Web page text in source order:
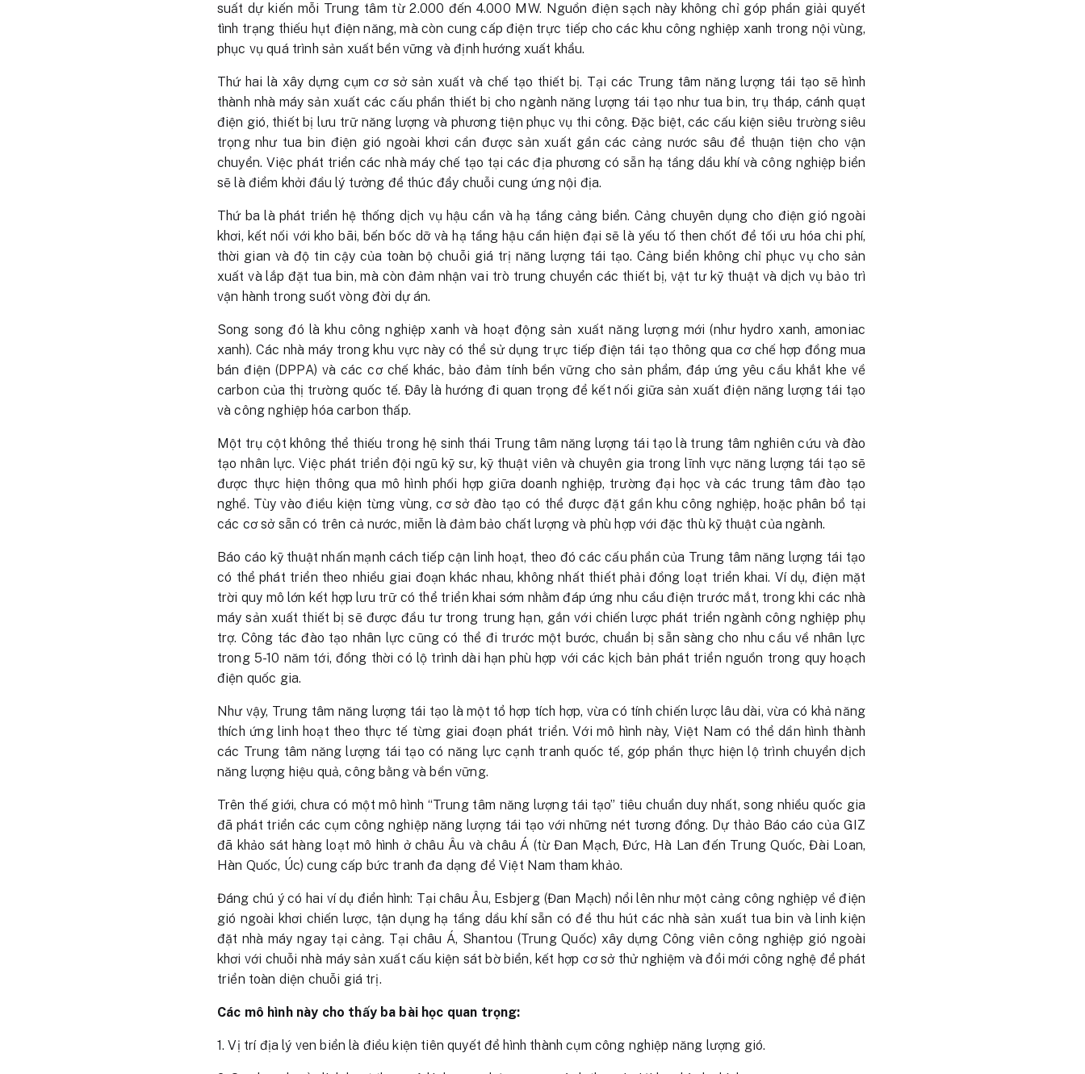
suất dự kiến mỗi Trung tâm từ 2.000 đến 4.000 MW. Nguồn điện sạch này không chỉ góp phần giải quyết
tình trạng thiếu hụt điện năng, mà còn cung cấp điện trực tiếp cho các khu công nghiệp xanh trong nội vùng,
phục vụ quá trình sản xuất bền vững và định hướng xuất khẩu.
Thứ hai là xây dựng cụm cơ sở sản xuất và chế tạo thiết bị. Tại các Trung tâm năng lượng tái tạo sẽ hình
thành nhà máy sản xuất các cấu phần thiết bị cho ngành năng lượng tái tạo như tua bin, trụ tháp, cánh quạt
điện gió, thiết bị lưu trữ năng lượng và phương tiện phục vụ thi công. Đặc biệt, các cấu kiện siêu trường siêu
trọng như tua bin điện gió ngoài khơi cần được sản xuất gần các cảng nước sâu để thuận tiện cho vận
chuyển. Việc phát triển các nhà máy chế tạo tại các địa phương có sẵn hạ tầng dầu khí và công nghiệp biển
sẽ là điểm khởi đầu lý tưởng để thúc đẩy chuỗi cung ứng nội địa.
Thứ ba là phát triển hệ thống dịch vụ hậu cần và hạ tầng cảng biển. Cảng chuyên dụng cho điện gió ngoài
khơi, kết nối với kho bãi, bến bốc dỡ và hạ tầng hậu cần hiện đại sẽ là yếu tố then chốt để tối ưu hóa chi phí,
thời gian và độ tin cậy của toàn bộ chuỗi giá trị năng lượng tái tạo. Cảng biển không chỉ phục vụ cho sản
xuất và lắp đặt tua bin, mà còn đảm nhận vai trò trung chuyển các thiết bị, vật tư kỹ thuật và dịch vụ bảo trì
vận hành trong suốt vòng đời dự án.
Song song đó là khu công nghiệp xanh và hoạt động sản xuất năng lượng mới (như hydro xanh, amoniac
xanh). Các nhà máy trong khu vực này có thể sử dụng trực tiếp điện tái tạo thông qua cơ chế hợp đồng mua
bán điện (DPPA) và các cơ chế khác, bảo đảm tính bền vững cho sản phẩm, đáp ứng yêu cầu khắt khe về
carbon của thị trường quốc tế. Đây là hướng đi quan trọng để kết nối giữa sản xuất điện năng lượng tái tạo
và công nghiệp hóa carbon thấp.
Một trụ cột không thể thiếu trong hệ sinh thái Trung tâm năng lượng tái tạo là trung tâm nghiên cứu và đào
tạo nhân lực. Việc phát triển đội ngũ kỹ sư, kỹ thuật viên và chuyên gia trong lĩnh vực năng lượng tái tạo sẽ
được thực hiện thông qua mô hình phối hợp giữa doanh nghiệp, trường đại học và các trung tâm đào tạo
nghề. Tùy vào điều kiện từng vùng, cơ sở đào tạo có thể được đặt gần khu công nghiệp, hoặc phân bổ tại
các cơ sở sẵn có trên cả nước, miễn là đảm bảo chất lượng và phù hợp với đặc thù kỹ thuật của ngành.
Báo cáo kỹ thuật nhấn mạnh cách tiếp cận linh hoạt, theo đó các cấu phần của Trung tâm năng lượng tái tạo
có thể phát triển theo nhiều giai đoạn khác nhau, không nhất thiết phải đồng loạt triển khai. Ví dụ, điện mặt
trời quy mô lớn kết hợp lưu trữ có thể triển khai sớm nhằm đáp ứng nhu cầu điện trước mắt, trong khi các nhà
máy sản xuất thiết bị sẽ được đầu tư trong trung hạn, gắn với chiến lược phát triển ngành công nghiệp phụ
trợ. Công tác đào tạo nhân lực cũng có thể đi trước một bước, chuẩn bị sẵn sàng cho nhu cầu về nhân lực
trong 5-10 năm tới, đồng thời có lộ trình dài hạn phù hợp với các kịch bản phát triển nguồn trong quy hoạch
điện quốc gia.
Như vậy, Trung tâm năng lượng tái tạo là một tổ hợp tích hợp, vừa có tính chiến lược lâu dài, vừa có khả năng
thích ứng linh hoạt theo thực tế từng giai đoạn phát triển. Với mô hình này, Việt Nam có thể dần hình thành
các Trung tâm năng lượng tái tạo có năng lực cạnh tranh quốc tế, góp phần thực hiện lộ trình chuyển dịch
năng lượng hiệu quả, công bằng và bền vững.
Trên thế giới, chưa có một mô hình “Trung tâm năng lượng tái tạo” tiêu chuẩn duy nhất, song nhiều quốc gia
đã phát triển các cụm công nghiệp năng lượng tái tạo với những nét tương đồng. Dự thảo Báo cáo của GIZ
đã khảo sát hàng loạt mô hình ở châu Âu và châu Á (từ Đan Mạch, Đức, Hà Lan đến Trung Quốc, Đài Loan,
Hàn Quốc, Úc) cung cấp bức tranh đa dạng để Việt Nam tham khảo.
Đáng chú ý có hai ví dụ điển hình: Tại châu Âu, Esbjerg (Đan Mạch) nổi lên như một cảng công nghiệp về điện
gió ngoài khơi chiến lược, tận dụng hạ tầng dầu khí sẵn có để thu hút các nhà sản xuất tua bin và linh kiện
đặt nhà máy ngay tại cảng. Tại châu Á, Shantou (Trung Quốc) xây dựng Công viên công nghiệp gió ngoài
khơi với chuỗi nhà máy sản xuất cấu kiện sát bờ biển, kết hợp cơ sở thử nghiệm và đổi mới công nghệ để phát
triển toàn diện chuỗi giá trị.
Các mô hình này cho thấy ba bài học quan trọng:
1. Vị trí địa lý ven biển là điều kiện tiên quyết để hình thành cụm công nghiệp năng lượng gió.